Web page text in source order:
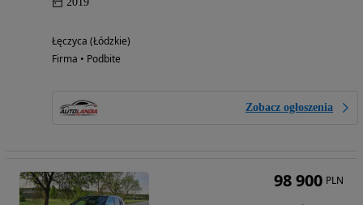
Łęczyca (Łódzkie)
Firma • Podbite
Zobacz ogłoszenia
98 900 PLN